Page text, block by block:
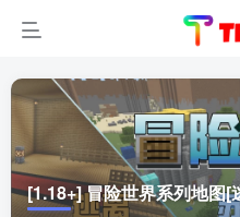
[1.18+] 冒险世界系列地图[